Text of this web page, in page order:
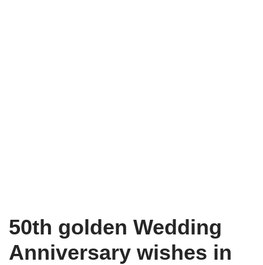
50th golden Wedding
Anniversary wishes in